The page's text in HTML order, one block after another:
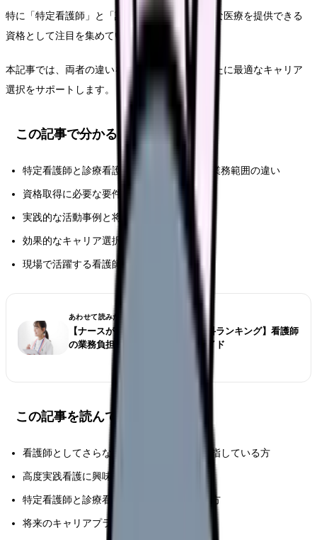
特に「特定看護師」と「診療看護師」は、高度な医療を提供できる
資格として注目を集めています。
本記事では、両者の違いを詳しく解説し、あなたに最適なキャリア
選択をサポートします。
この記事で分かること
特定看護師と診療看護師それぞれの役割と業務範囲の違い
資格取得に必要な要件と教育課程の詳細
実践的な活動事例と将来性の展望
効果的なキャリア選択の判断基準
現場で活躍する看護師の具体的な体験談
あわせて読みたい
【ナースが選ぶ仕事が大変な診療科ランキング】看護師
の業務負担とストレス対策完全ガイド
この記事を読んでほしい人
看護師としてさらなるキャリアアップを目指している方
高度実践看護に興味がある方
特定看護師と診療看護師の違いを知りたい方
将来のキャリアプランを検討している方